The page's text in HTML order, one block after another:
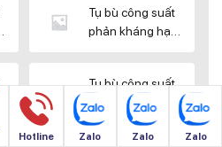
Tụ bù công suất
phản kháng hạ
Tụ bù công suất
phản kháng hạ
thế SINO
Hotline Zalo Zalo Zalo